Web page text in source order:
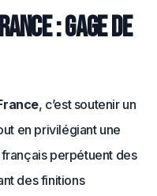
: gage de
, c’est soutenir un
en privilégiant une
français perpétuent des
des finitions